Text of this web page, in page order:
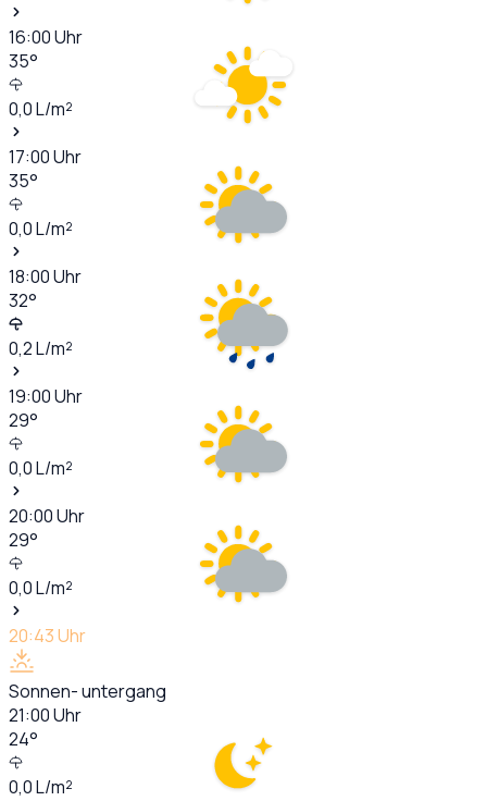
16:00Uhr
35°
0,0L/m²
17:00Uhr
35°
0,0L/m²
18:00Uhr
32°
0,2L/m²
19:00Uhr
29°
0,0L/m²
20:00Uhr
29°
0,0L/m²
20:43Uhr
Sonnen- untergang
21:00Uhr
24°
0,0L/m²